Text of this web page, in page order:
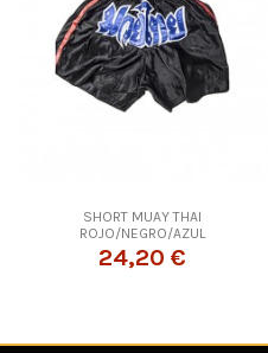
SHORT MUAY THAI
ROJO/NEGRO/AZUL
24,20 €